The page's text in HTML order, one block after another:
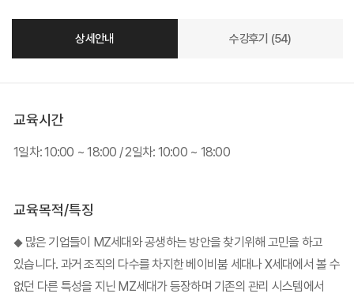
상세안내 수강후기 (54)
교육시간
1일차: 10:00 ~ 18:00 / 2일차: 10:00 ~ 18:00
교육목적/특징
◆많은 기업들이 MZ세대와 공생하는 방안을 찾기위해 고민을 하고
있습니다. 과거 조직의 다수를 차지한 베이비붐 세대나 X세대에서 볼 수
없던 다른 특성을 지닌 MZ세대가 등장하며 기존의 관리 시스템에서